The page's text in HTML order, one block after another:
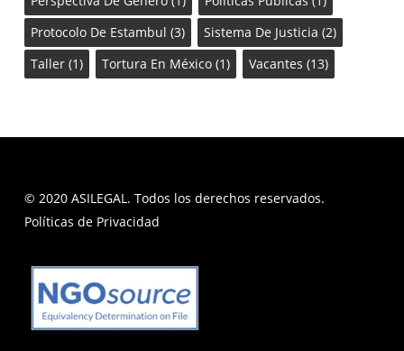
Protocolo De Estambul (3) Sistema De Justicia (2)
Taller(1) Tortura En México(1) Vacantes (13)
© 2020 ASILEGAL. Todos los derechos reservados.
Políticas de Privacidad